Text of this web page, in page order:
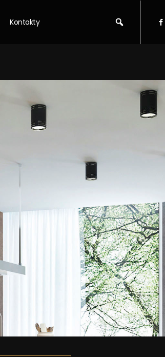
Kontakty 